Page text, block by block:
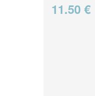
11.50 €